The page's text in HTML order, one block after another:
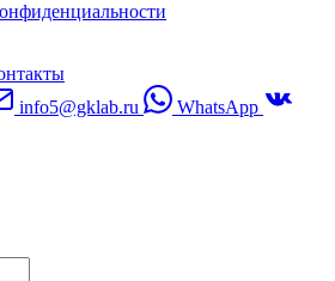
info5@gklab.ru
WhatsApp